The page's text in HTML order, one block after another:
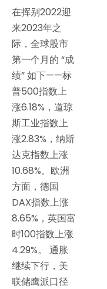
在挥别2022迎
来2023年之
际，全球股市
第一个月的 “成
绩” 如下——标
普500指数上
涨6.18%，道琼
斯工业指数上
涨2.83%，纳斯
达克指数上涨
10.68%。欧洲
方面，德国
DAX指数上涨
8.65%，英国富
时100指数上涨
4.29%。 通胀
继续下行，美
联储鹰派口径